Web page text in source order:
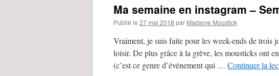
partout,
le
temps
Ma semaine en instagram –
Publié le 27 mai 2018 par Madame Moustick
Vraiment, je suis faite pour les week-ends de trois
loisir. De plus grâce à la grève, les mousticks ont
(c’est ce genre d’événement qui … Continuer la